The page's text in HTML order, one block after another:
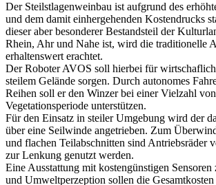
Der Steilstlagenweinbau ist aufgrund des
und dem damit einhergehenden Kostendrucks
dieser aber besonderer Bestandsteil der
Rhein, Ahr und Nahe ist, wird die traditionelle
erhaltenswert erachtet.
Der Roboter AVOS soll hierbei für
steilem Gelände sorgen. Durch autonomes
Reihen soll er den Winzer bei einer Vielzahl
Vegetationsperiode unterstützen.
Für den Einsatz in steiler Umgebung wird der
über eine Seilwinde angetrieben. Zum
und flachen Teilabschnitten sind Antriebsräder
zur Lenkung genutzt werden.
Eine Ausstattung mit kostengünstigen
und Umweltperzeption sollen die Gesamtkosten